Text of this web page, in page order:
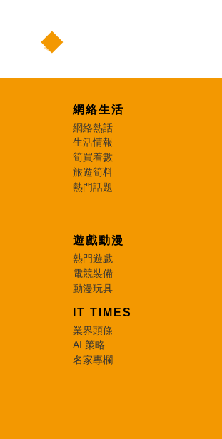
網絡生活
網絡熱話
生活情報
筍買着數
旅遊筍料
熱門話題
遊戲動漫
熱門遊戲
電競裝備
動漫玩具
IT TIMES
業界頭條
AI 策略
名家專欄